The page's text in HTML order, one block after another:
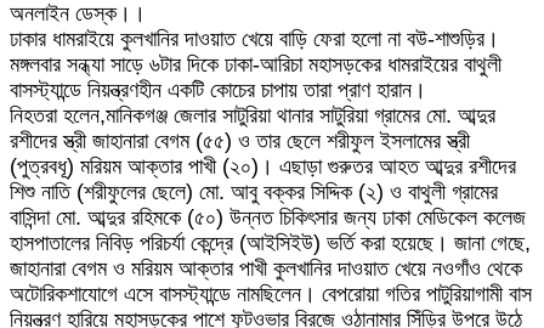
অনলাইন ডেস্ক।।
ঢাকার ধামরাইয়ে কুলখানির দাওয়াত খেয়ে বাড়ি ফেরা হলো না বউ-শাশুড়ির।
মঙ্গলবার সন্ধ্যা সাড়ে ৬টার দিকে ঢাকা-আরিচা মহাসড়কের ধামরাইয়ের বাথুলী
বাসস্ট্যান্ডে নিয়ন্ত্রণহীন একটি কোচের চাপায় তারা প্রাণ হারান।
নিহতরা হলেন,মানিকগঞ্জ জেলার সাটুরিয়া থানার সাটুরিয়া গ্রামের মো. আব্দুর
রশীদের স্ত্রী জাহানারা বেগম (৫৫) ও তার ছেলে শরীফুল ইসলামের স্ত্রী
(পুত্রবধূ) মরিয়ম আক্তার পাখী (২০)। এছাড়া গুরুতর আহত আব্দুর রশীদের
শিশু নাতি (শরীফুলের ছেলে) মো. আবু বক্কর সিদ্দিক (২) ও বাথুলী গ্রামের
বাসিন্দা মো. আব্দুর রহিমকে (৫০) উন্নত চিকিৎসার জন্য ঢাকা মেডিকেল কলেজ
হাসপাতালের নিবিড় পরিচর্যা কেন্দ্রে (আইসিইউ) ভর্তি করা হয়েছে। জানা গেছে,
জাহানারা বেগম ও মরিয়ম আক্তার পাখী কুলখানির দাওয়াত খেয়ে নওগাঁও থেকে
অটোরিকশাযোগে এসে বাসস্ট্যান্ডে নামছিলেন। বেপরোয়া গতির পাটুরিয়াগামী বাস
নিয়ন্ত্রণ হারিয়ে মহাসড়কের পাশে ফুটওভার ব্রিজে ওঠানামার সিঁড়ির উপরে উঠে